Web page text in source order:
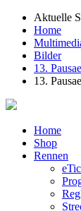
Aktuelle
Home
Bilder
13.
13.
Home
Shop
Rennen